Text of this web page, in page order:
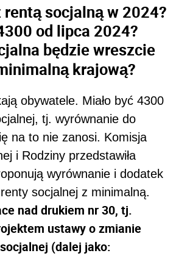
rentą socjalną w 2024?
od lipca 2024?
będzie wreszcie
krajową?
obywatele. Miało być 4300
tj. wyrównanie do
na to nie zanosi. Komisja
i Rodziny przedstawiła
wyrównanie i dodatek
socjalnej z minimalną.
nad drukiem nr 30, tj.
ustawy o zmianie
(dalej jako: